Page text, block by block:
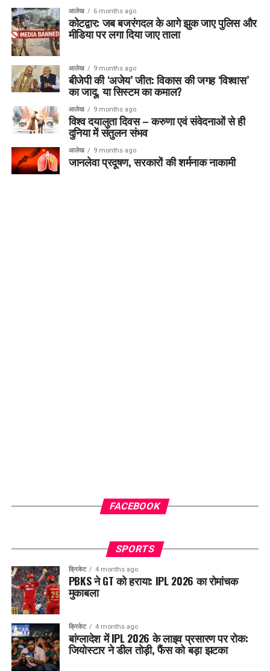
आलेख 6 months ago
कोटद्वार: जब बजरंगदल के आगे झुक जाए पुलिस और
मीडिया पर लगा दिया जाए ताला
आलेख 9 months ago
बीजेपी की ‘अजेय’ जीत: विकास की जगह ‘विश्वास’
का जादू, या सिस्टम का कमाल?
आलेख 9 months ago
विश्व दयालुता दिवस – करुणा एवं संवेदनाओं से ही
दुनिया में संतुलन संभव
आलेख 9 months ago
जानलेवा प्रदूषण, सरकारों की शर्मनाक नाकामी
FACEBOOK
SPORTS
क्रिकेट 4 months ago
PBKS ने GT को हराया: IPL 2026 का रोमांचक
मुकाबला
क्रिकेट 4 months ago
बांग्लादेश में IPL 2026 के लाइव प्रसारण पर रोक:
जियोस्टार ने डील तोड़ी, फैंस को बड़ा झटका